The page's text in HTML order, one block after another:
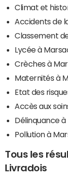
Climat et
Accidents de
Classement
Lycée à
Crèches à
Maternités à
Etat des
Accès aux
Délinquance
Pollution à
Tous les
Livradois